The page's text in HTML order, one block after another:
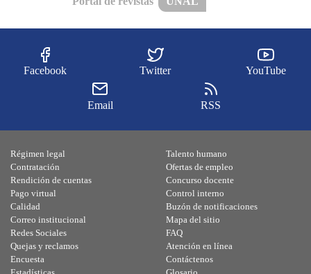
Facebook Twitter YouTube
Email RSS
Régimen legal
Contratación
Rendición de cuentas
Pago virtual
Calidad
Talento humano
Ofertas de empleo
Concurso docente
Control interno
Buzón de notificaciones
Correo institucional
Redes Sociales
Quejas y reclamos
Encuesta
Mapa del sitio
FAQ
Atención en línea
Contáctenos